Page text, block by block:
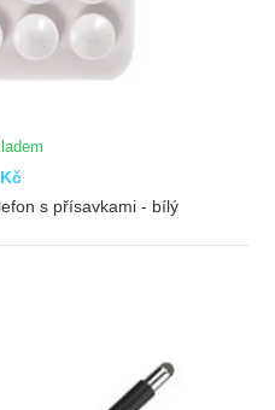
s přísavkami - bílý